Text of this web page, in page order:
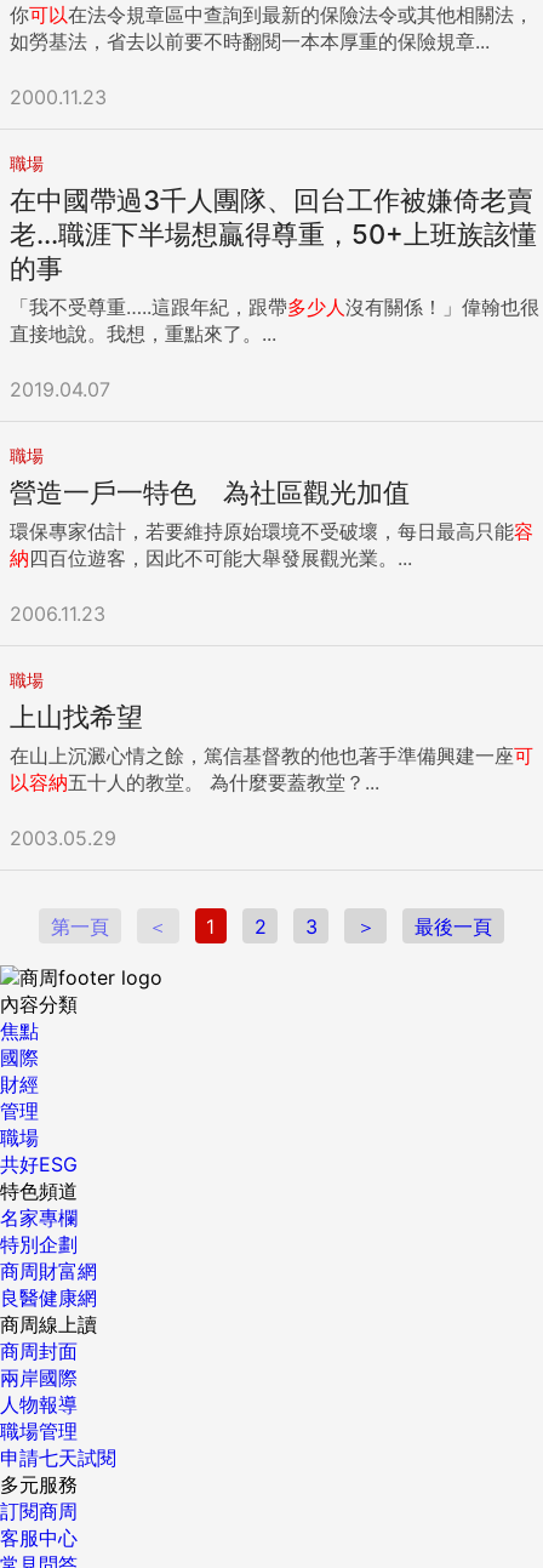
你可以在法令規章區中查詢到最新的保險法令或其他相關法，
如勞基法，省去以前要不時翻閱一本本厚重的保險規章...
2000.11.23
職場
在中國帶過3千人團隊、回台工作被嫌倚老賣
老...職涯下半場想贏得尊重，50+上班族該懂
的事
「我不受尊重…..這跟年紀，跟帶多少人 沒有關係！」偉翰也很
直接地說。我想，重點來了。...
2019.04.07
職場
營造一戶一特色 為社區觀光加值
環保專家估計，若要維持原始環境不受破壞，每日最高只能容
納四百位遊客，因此不可能大舉發展觀光業。...
2006.11.23
職場
上山找希望
在山上沉澱心情之餘，篤信基督教的他也著手準備興建一座可
以容納 五十人的教堂。 為什麼要蓋教堂？...
2003.05.29
第一頁 ＜ 1 2 3 ＞ 最後一頁
內容分類
焦點
國際
財經
管理
職場
共好ESG
特色頻道
名家專欄
特別企劃
商周財富網
良醫健康網
商周線上讀
商周封面
兩岸國際
人物報導
職場管理
申請七天試閱
多元服務
訂閱商周
客服中心